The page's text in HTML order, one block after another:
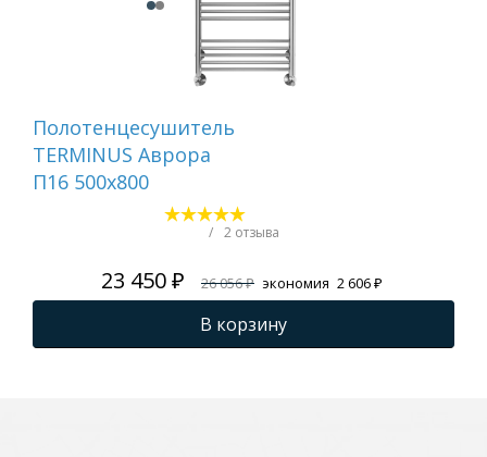
Полотенцесушитель
TERMINUS Аврора
П16 500х800
/ 2 отзыва
23 450 ₽ 26 056 ₽ экономия 2 606 ₽
В корзину